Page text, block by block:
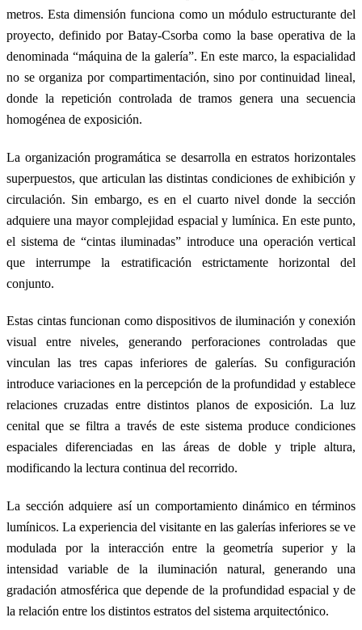
metros. Esta dimensión funciona como un módulo estructurante del
proyecto, definido por Batay-Csorba como la base operativa de la
denominada “máquina de la galería”. En este marco, la espacialidad
no se organiza por compartimentación, sino por continuidad lineal,
donde la repetición controlada de tramos genera una secuencia
homogénea de exposición.
La organización programática se desarrolla en estratos horizontales
superpuestos, que articulan las distintas condiciones de exhibición y
circulación. Sin embargo, es en el cuarto nivel donde la sección
adquiere una mayor complejidad espacial y lumínica. En este punto,
el sistema de “cintas iluminadas” introduce una operación vertical
que interrumpe la estratificación estrictamente horizontal del
conjunto.
Estas cintas funcionan como dispositivos de iluminación y conexión
visual entre niveles, generando perforaciones controladas que
vinculan las tres capas inferiores de galerías. Su configuración
introduce variaciones en la percepción de la profundidad y establece
relaciones cruzadas entre distintos planos de exposición. La luz
cenital que se filtra a través de este sistema produce condiciones
espaciales diferenciadas en las áreas de doble y triple altura,
modificando la lectura continua del recorrido.
La sección adquiere así un comportamiento dinámico en términos
lumínicos. La experiencia del visitante en las galerías inferiores se ve
modulada por la interacción entre la geometría superior y la
intensidad variable de la iluminación natural, generando una
gradación atmosférica que depende de la profundidad espacial y de
la relación entre los distintos estratos del sistema arquitectónico.